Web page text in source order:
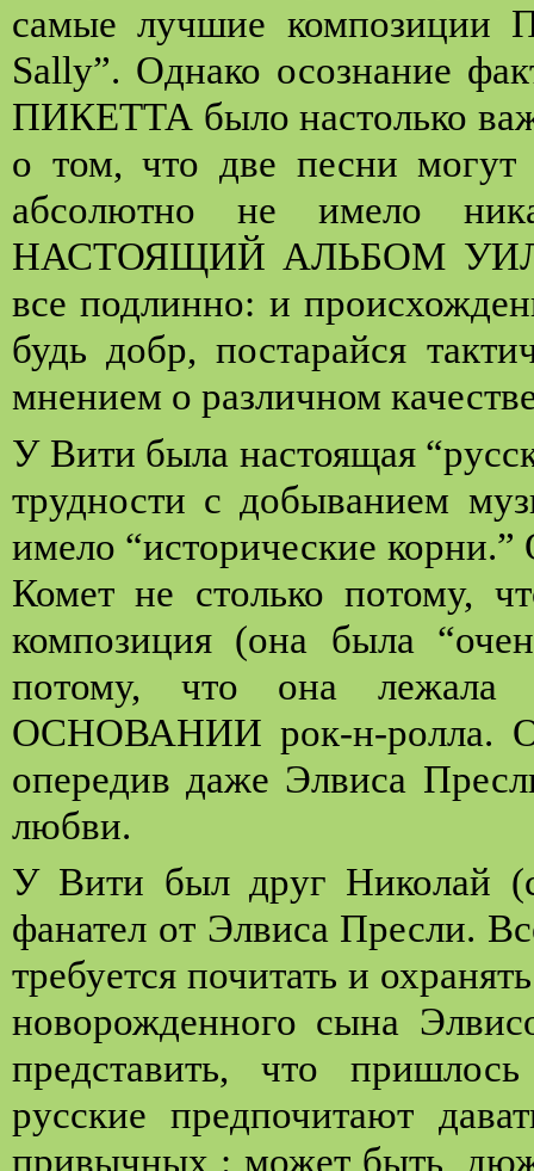
самые лучшие композиции
Sally”. Однако осознание
ПИКЕТТА было настолько
о том, что две песни
абсолютно не имело
НАСТОЯЩИЙ АЛЬБОМ
все подлинно: и
будь добр, постарайся
мнением о различном
У Вити была настоящая
трудности с добыванием
имело “исторические корни.”
Комет не столько потому,
композиция (она была
потому, что она лежала
ОСНОВАНИИ рок-н-ролла.
опередив даже Элвиса
любви.
У Вити был друг Николай
фанател от Элвиса Пресли.
требуется почитать и
новорожденного сына
представить, что
русские предпочитают
привычных : может быть,